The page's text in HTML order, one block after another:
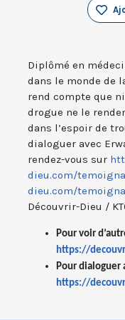
Diplômé en
dans le monde de
rend compte que
drogue ne le
dans l’espoir de
dialoguer avec
rendez-vous sur
dieu.com/
dieu.com/
Découvrir-Dieu /
Pour voir
https://
Pour dialoguer
https://